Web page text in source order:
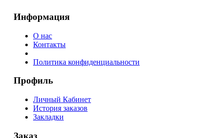
Информация
О нас
Контакты
Политика конфиденциальности
Профиль
Личный Кабинет
История заказов
Закладки
Заказ